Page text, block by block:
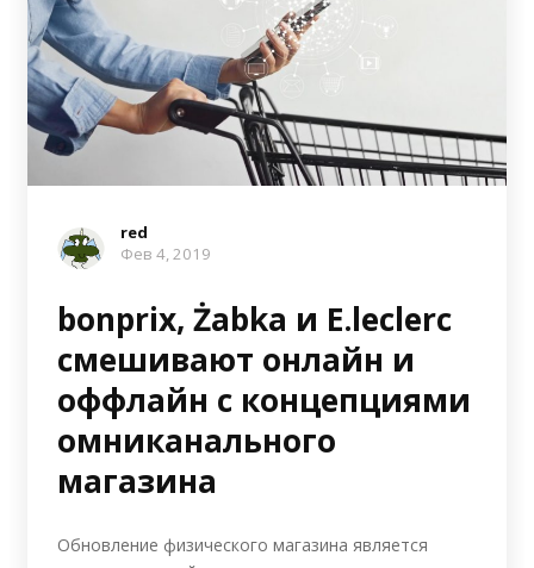
red
Фев 4, 2019
bonprix, Żabka и E.leclerc
смешивают онлайн и
оффлайн с концепциями
омниканального
магазина
Обновление физического магазина является